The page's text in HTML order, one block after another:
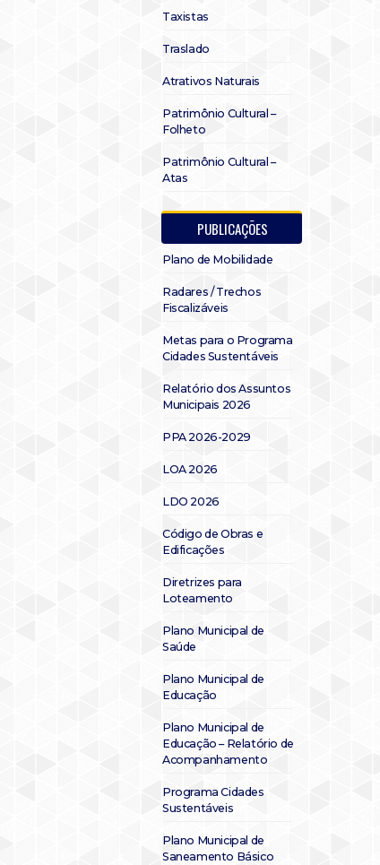
Taxistas
Traslado
Atrativos Naturais
Patrimônio Cultural –
Folheto
Patrimônio Cultural –
Atas
PUBLICAÇÕES
Plano de Mobilidade
Radares / Trechos
Fiscalizáveis
Metas para o Programa
Cidades Sustentáveis
Relatório dos Assuntos
Municipais 2026
PPA 2026-2029
LOA 2026
LDO 2026
Código de Obras e
Edificações
Diretrizes para
Loteamento
Plano Municipal de
Saúde
Plano Municipal de
Educação
Plano Municipal de
Educação – Relatório de
Acompanhamento
Programa Cidades
Sustentáveis
Plano Municipal de
Saneamento Básico